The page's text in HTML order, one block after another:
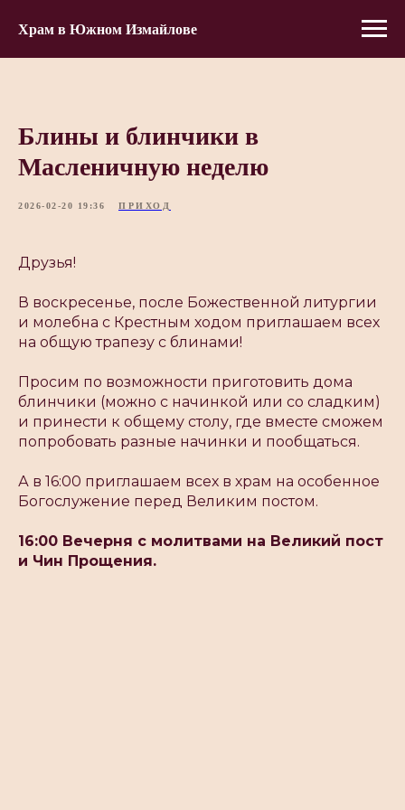
Храм в Южном Измайлове
Блины и блинчики в
Масленичную неделю
2026-02-20 19:36 ПРИХОД
Друзья!
В воскресенье, после Божественной литургии
и молебна с Крестным ходом приглашаем всех
на общую трапезу с блинами!
Просим по возможности приготовить дома
блинчики (можно с начинкой или со сладким)
и принести к общему столу, где вместе сможем
попробовать разные начинки и пообщаться.
А в 16:00 приглашаем всех в храм на особенное
Богослужение перед Великим постом.
16:00 Вечерня с молитвами на Великий пост
и Чин Прощения.